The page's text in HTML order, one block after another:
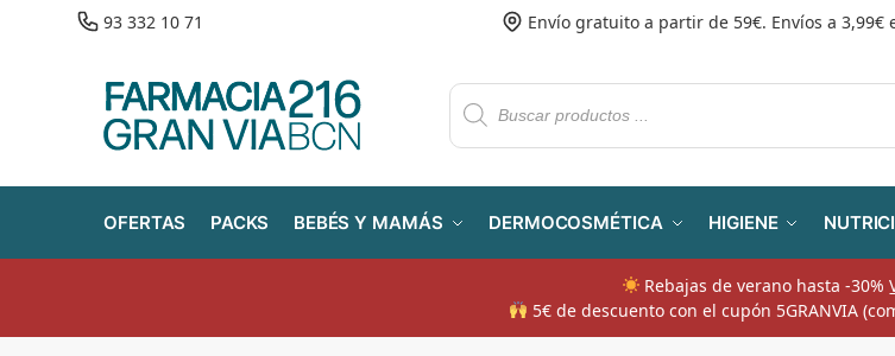
93 332 10 71 Envío gratuito a partir de 59€. Envíos a 3,99€
OFERTAS PACKS BEBÉS Y MAMÁS DERMOCOSMÉTICA HIGIENE
Rebajas de verano hasta -30%
5€ de descuento con el cupón 5GRANVIA